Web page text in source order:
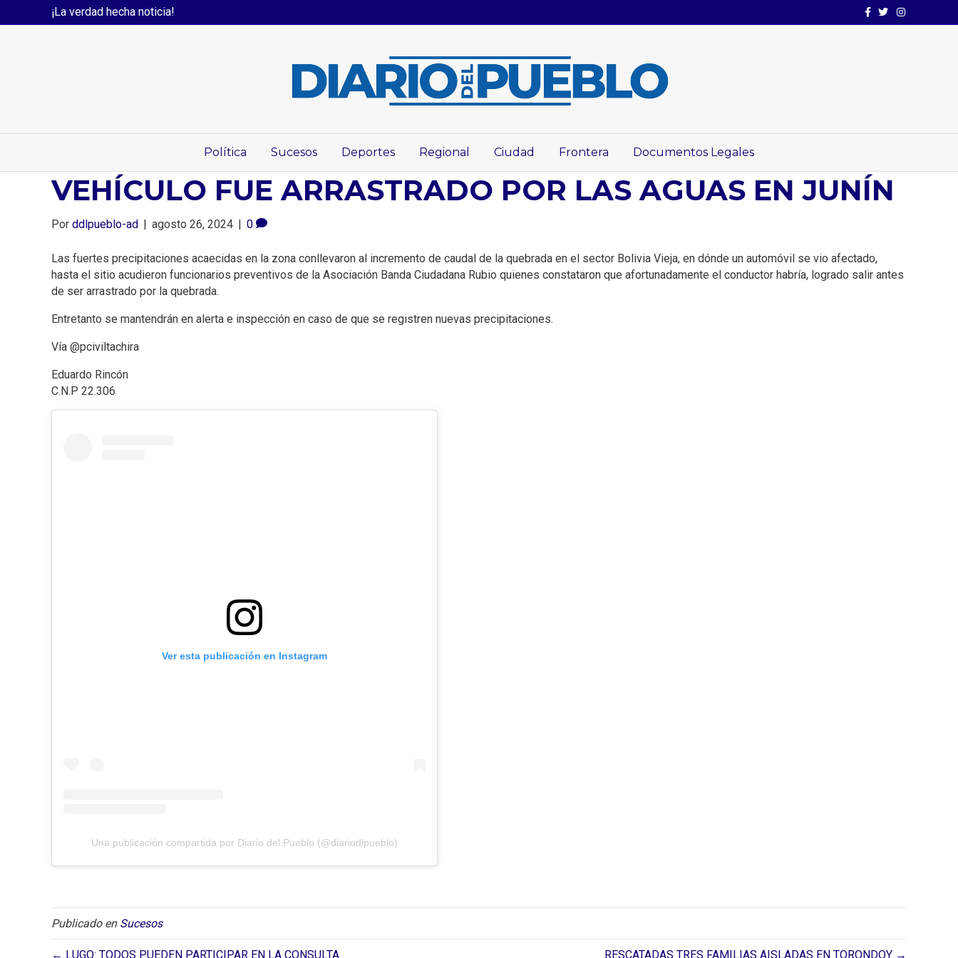
¡La verdad hecha noticia! Facebook
TwitterInstagram
Política Sucesos Deportes Regional Ciudad Frontera Documentos Legales
VEHÍCULO FUE ARRASTRADO POR LAS AGUAS EN JUNÍN
Por ddlpueblo-ad agosto 26, 2024 0
Las fuertes precipitaciones acaecidas en la zona conllevaron al incremento de caudal de la quebrada en el sector Bolivia Vieja, en dónde un automóvil se vio afectado,
hasta el sitio acudieron funcionarios preventivos de la Asociación Banda Ciudadana Rubio quienes constataron que afortunadamente el conductor habría, logrado salir antes
de ser arrastrado por la quebrada.
Entretanto se mantendrán en alerta e inspección en caso de que se registren nuevas precipitaciones.
Vía @pciviltachira
Eduardo Rincón
C.N.P 22.306
Ver esta publicación en Instagram
Una publicación compartida por Diario del Pueblo (@diariodlpueblo)
Publicado en Sucesos
← LUGO: TODOS PUEDEN PARTICIPAR EN LA CONSULTA RESCATADAS TRES FAMILIAS AISLADAS EN TORONDOY →